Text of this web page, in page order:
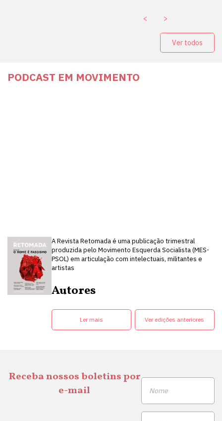
< >
Ver todos
PODCAST EM MOVIMENTO
A Revista Retomada é uma publicação trimestral
produzida pelo Movimento Esquerda Socialista (MES-
PSOL) em articulação com intelectuais, militantes e
artistas
Autores
Ler mais Ver edições anteriores
Receba nossos boletins por
e-mail